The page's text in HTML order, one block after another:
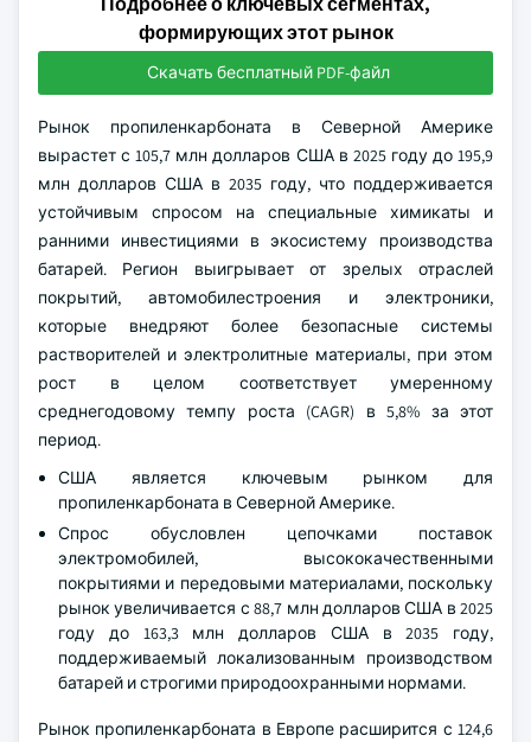
формирующих этот рынок
Скачать бесплатный PDF-файл
Рынок пропиленкарбоната в Северной Америке
вырастет с 105,7 млн долларов США в 2025 году до 195,9
млн долларов США в 2035 году, что поддерживается
устойчивым спросом на специальные химикаты и
ранними инвестициями в экосистему производства
батарей. Регион выигрывает от зрелых отраслей
покрытий, автомобилестроения и электроники,
которые внедряют более безопасные системы
растворителей и электролитные материалы, при этом
рост в целом соответствует умеренному
среднегодовому темпу роста (CAGR) в 5,8% за этот
период.
США является ключевым рынком для
пропиленкарбоната в Северной Америке.
Спрос обусловлен цепочками поставок
электромобилей, высококачественными
покрытиями и передовыми материалами, поскольку
рынок увеличивается с 88,7 млн долларов США в 2025
году до 163,3 млн долларов США в 2035 году,
поддерживаемый локализованным производством
батарей и строгими природоохранными нормами.
Рынок пропиленкарбоната в Европе расширится с 124,6